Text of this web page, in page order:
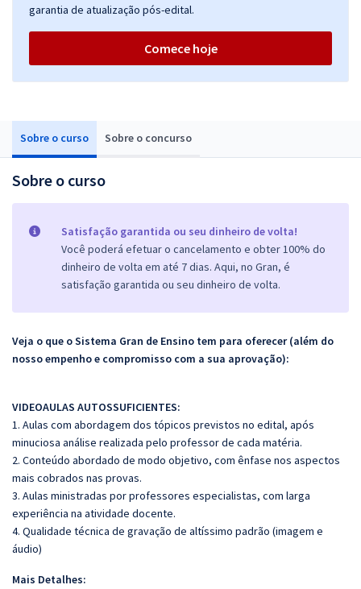
Sobre o curso Sobre o concurso
Sobre o curso
Satisfação garantida ou seu dinheiro de volta!
Você poderá efetuar o cancelamento e obter 100% do
dinheiro de volta em até 7 dias. Aqui, no Gran, é
satisfação garantida ou seu dinheiro de volta.
Veja o que o Sistema Gran de Ensino tem para oferecer (além do
nosso empenho e compromisso com a sua aprovação):
VIDEOAULAS AUTOSSUFICIENTES:
1. Aulas com abordagem dos tópicos previstos no edital, após
minuciosa análise realizada pelo professor de cada matéria.
2. Conteúdo abordado de modo objetivo, com ênfase nos aspectos
mais cobrados nas provas.
3. Aulas ministradas por professores especialistas, com larga
experiência na atividade docente.
4. Qualidade técnica de gravação de altíssimo padrão (imagem e
áudio)
Mais Detalhes:
garantia de atualização pós-edital.
Comece hoje